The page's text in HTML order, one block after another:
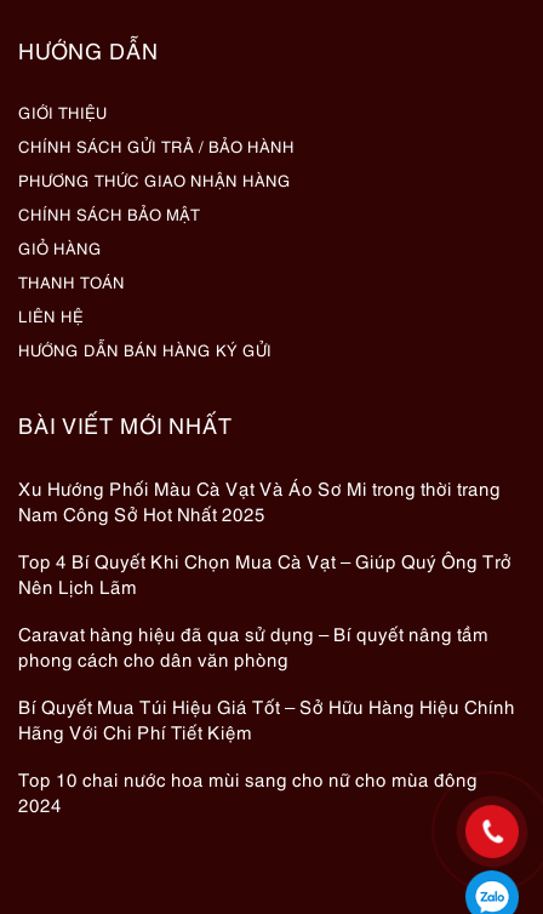
HƯỚNG DẪN
GIỚI THIỆU
CHÍNH SÁCH GỬI TRẢ / BẢO HÀNH
PHƯƠNG THỨC GIAO NHẬN HÀNG
CHÍNH SÁCH BẢO MẬT
GIỎ HÀNG
THANH TOÁN
LIÊN HỆ
HƯỚNG DẪN BÁN HÀNG KÝ GỬI
BÀI VIẾT MỚI NHẤT
Xu Hướng Phối Màu Cà Vạt Và Áo Sơ Mi trong thời trang
Nam Công Sở Hot Nhất 2025
Top 4 Bí Quyết Khi Chọn Mua Cà Vạt – Giúp Quý Ông Trở
Nên Lịch Lãm
Caravat hàng hiệu đã qua sử dụng – Bí quyết nâng tầm
phong cách cho dân văn phòng
Bí Quyết Mua Túi Hiệu Giá Tốt – Sở Hữu Hàng Hiệu Chính
Hãng Với Chi Phí Tiết Kiệm
Top 10 chai nước hoa mùi sang cho nữ cho mùa đông
2024